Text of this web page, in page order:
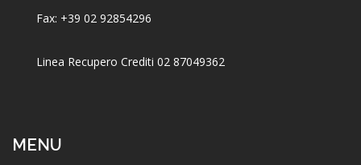
Fax: +39 02 92854296
Linea Recupero Crediti 02 87049362
MENU